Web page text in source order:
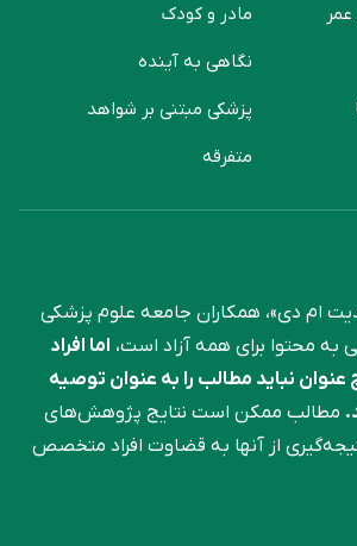
مادر و کودک
نگاهی به آینده
پزشکی مبتنی بر شواهد
متفرقه
ام دی»، همکاران جامعه علوم ‌پزشکی
محتوا برای همه آزاد است، اما افراد
نباید مطالب را به عنوان توصیه
مطالب ممکن است نتایج پژوهش‌های
از آنها به قضاوت افراد متخصص